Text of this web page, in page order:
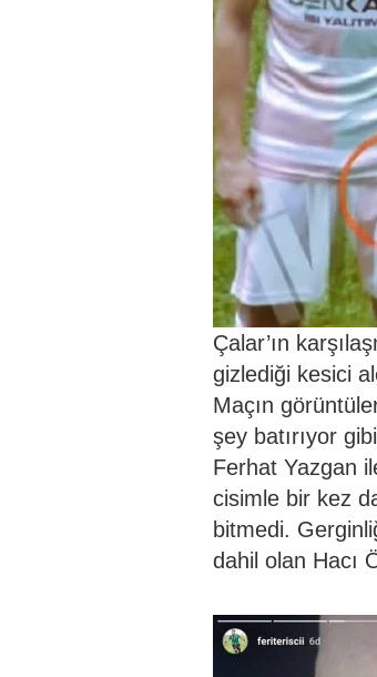
Çalar’ın
gizlediği kesici
Maçın
şey batırıyor
Ferhat Yazgan
cisimle bir kez
bitmedi.
dahil olan Hacı